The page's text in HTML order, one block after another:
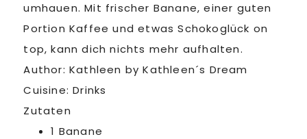
umhauen. Mit frischer Banane, einer guten
Portion Kaffee und etwas Schokoglück on
top, kann dich nichts mehr aufhalten.
Author: Kathleen by Kathleen´s Dream
Cuisine:Drinks
Zutaten
1 Banane